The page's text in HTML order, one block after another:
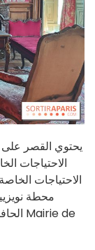
يحتوي القصر على
الاحتياجات
الاحتياجات